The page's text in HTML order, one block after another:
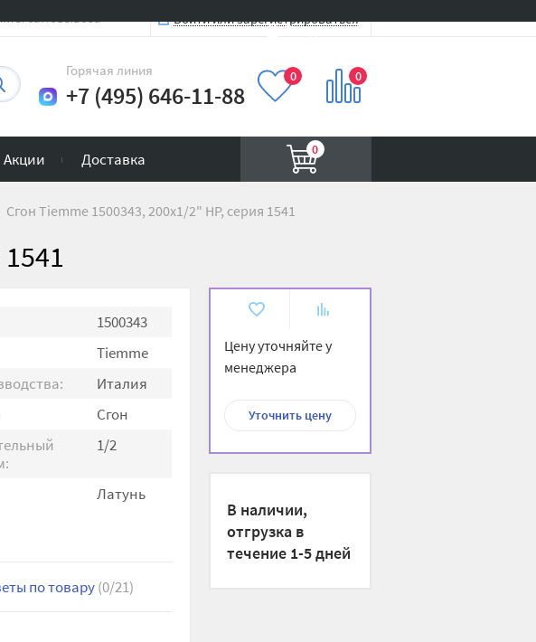
самовывоза Войти или зарегистрироваться
Горячая линия
+7 (495) 646-11-88
0 0
Акции Доставка 0
Вход на сайт
Сгон Tiemme 1500343, 200x1/2" НР, серия 1541
Цену уточняйте у
менеджера
Уточнить цену
В наличии,
отгрузка в
течение 1-5 дней
1500343
Tiemme
Италия
Сгон
1/2
Латунь
по товару(0/21)